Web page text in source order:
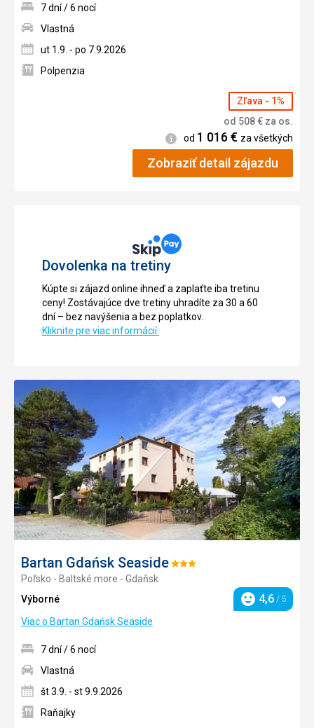
7 dní / 6 nocí
Vlastná
ut 1.9. - po 7.9.2026
Polpenzia
Zľava - 1%
od 508€ za os.
Informácie
od 1 016€ za všetkých
Zobraziť detail zájazdu
Dovolenka na tretiny
Kúpte si zájazd online ihneď a zaplaťte iba tretinu
ceny! Zostávajúce dve tretiny uhradíte za 30 a 60
dní – bez navýšenia a bez poplatkov.
Kliknite pre viac informácií.
Bartan Gdańsk SeasideHodnotenie:
Poľsko - Baltské more - Gdaňsk
Výborné
Hodnotenie
4,6 / 5
Viac o Bartan Gdańsk Seaside
Pridať
do
7 dní / 6 nocí
Vlastná
št 3.9. - st 9.9.2026
Raňajky